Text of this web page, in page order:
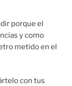
porque el
y como
metido en el
con tus